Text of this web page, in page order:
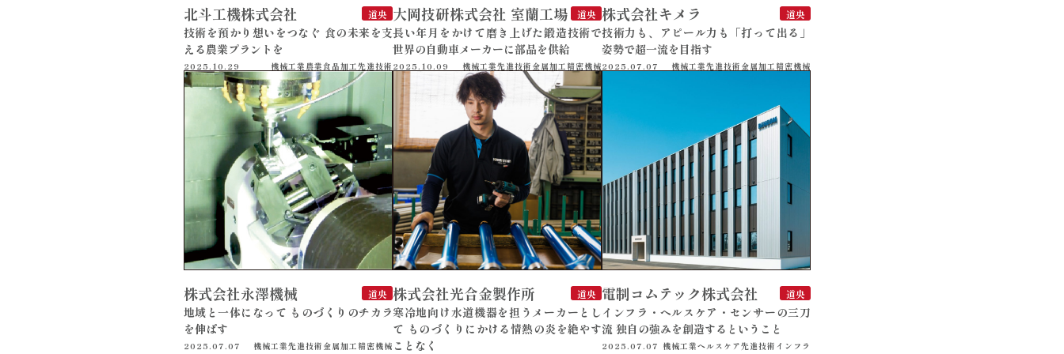
北斗工機株式会社 道央
技術を預かり想いをつなぐ 食の未来を支
える農業プラントを
2025.10.29 機械工業 農業食品加工先進技術
大岡技研株式会社 室蘭工場 道央
長い年月をかけて磨き上げた鍛造技術で
世界の自動車メーカーに部品を供給
2025.10.09 機械工業先進技術 金属加工精密機械
株式会社キメラ 道央
技術力も、アピール力も「打って出る」
姿勢で超一流を目指す
2025.07.07 機械工業先進技術 金属加工精密機械
株式会社永澤機械 道央
地域と一体になって ものづくりのチカラ
を伸ばす
2025.07.07 機械工業先進技術 金属加工精密機械
株式会社光合金製作所 道央
寒冷地向け水道機器を担うメーカーとし
て ものづくりにかける情熱の炎を絶やす
ことなく
電制コムテック株式会社 道央
インフラ・ヘルスケア・センサーの三刀
流 独自の強みを創造するということ
2025.07.07 機械工業ヘルスケア先進技術 インフラ